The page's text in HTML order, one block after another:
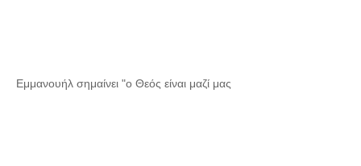
Εμμανουήλ σημαίνει "ο Θεός είναι μαζί μας